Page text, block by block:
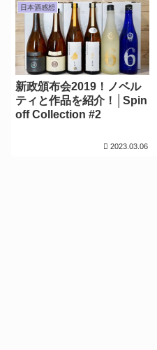
日本酒感想
新政頒布会2019！ノベル
ティと作品を紹介！│Spin
off Collection #2
2023.03.06